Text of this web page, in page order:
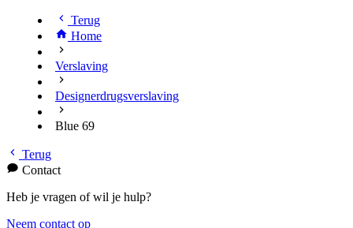
Terug
Home
Verslaving
Designerdrugsverslaving
Blue 69
Terug
Contact
Heb je vragen of wil je hulp?
Neem contact op